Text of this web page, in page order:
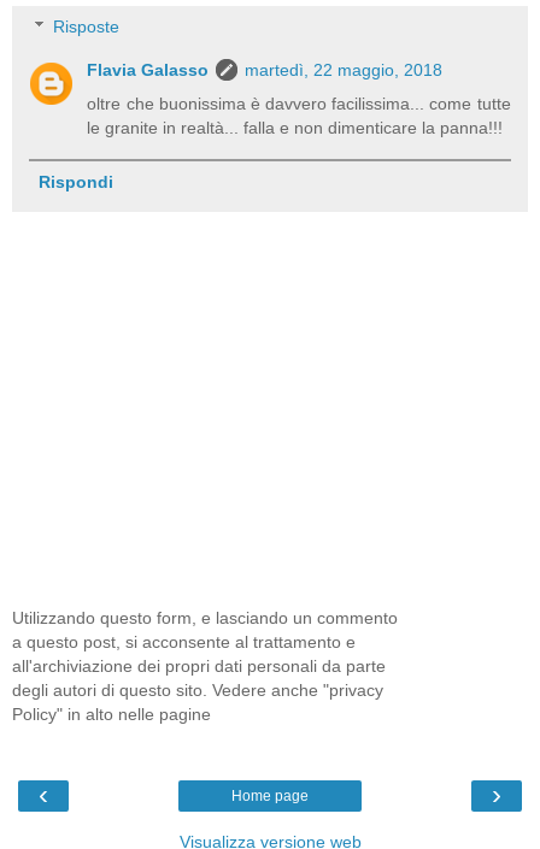
Risposte
Flavia Galasso
martedì, 22 maggio, 2018
oltre che buonissima è davvero facilissima... come tutte
le granite in realtà... falla e non dimenticare la panna!!!
Rispondi
Utilizzando questo form, e lasciando un commento
a questo post, si acconsente al trattamento e
all'archiviazione dei propri dati personali da parte
degli autori di questo sito. Vedere anche "privacy
Policy" in alto nelle pagine
‹ ›
Home page
Visualizza versione web